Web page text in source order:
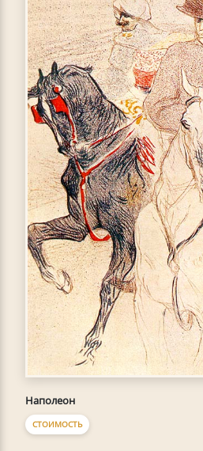
Наполеон
СТОИМОСТЬ